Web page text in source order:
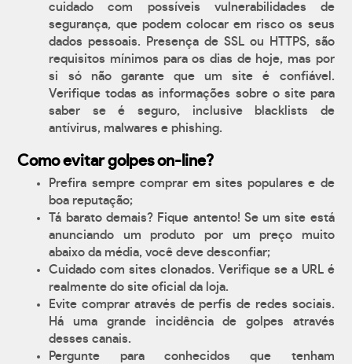
cuidado com possíveis vulnerabilidades de
segurança, que podem colocar em risco os seus
dados pessoais. Presença de SSL ou HTTPS, são
requisitos mínimos para os dias de hoje, mas por
si só não garante que um site é confiável.
Verifique todas as informações sobre o site para
saber se é seguro, inclusive blacklists de
antívirus, malwares e phishing.
Como evitar golpes on-line?
Prefira sempre comprar em sites populares e de
boa reputação;
Tá barato demais? Fique antento! Se um site está
anunciando um produto por um preço muito
abaixo da média, você deve desconfiar;
Cuidado com sites clonados. Verifique se a URL é
realmente do site oficial da loja.
Evite comprar através de perfis de redes sociais.
Há uma grande incidência de golpes através
desses canais.
Pergunte para conhecidos que tenham